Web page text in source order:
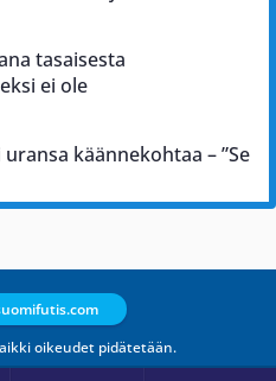
tasaisesta
ei ole
käännekohtaa – ”Se
oikeudet pidätetään.